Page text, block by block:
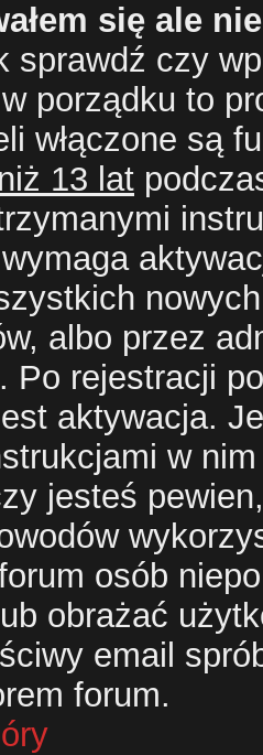
się ale
sprawdź czy
porządku to
włączone są
13 lat
albo przez
Po rejestracji
aktywacja.
w
jesteś
osób
obrażać
email
forum.